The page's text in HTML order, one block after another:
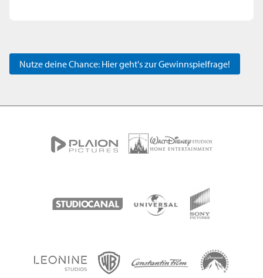
Nutze deine Chance: Hier geht's zur Gewinnspielfrage!